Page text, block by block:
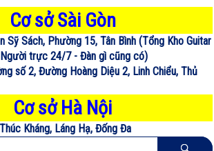
Cơ sở Sài Gòn
Sỹ Sách, Phường 15, Tân Bình (Tổng Kho Guitar
trực 24/7 - Đàn gì cũng có)
số 2, Đường Hoàng Diệu 2, Linh Chiểu, Thủ
Cơ sở Hà Nội
Kháng, Láng Hạ, Đống Đa